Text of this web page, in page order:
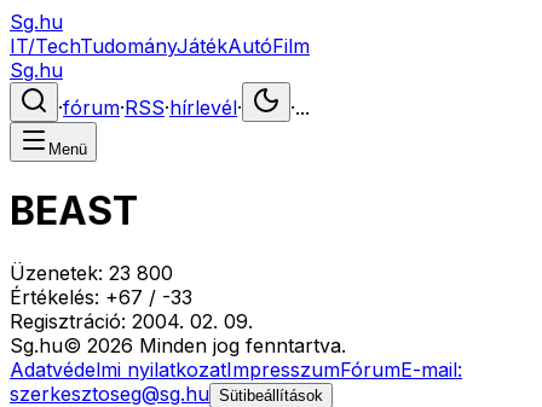
Sg.hu
IT/TechTudományJátékAutóFilm
Sg.hu
·fórum·RSS·hírlevél· ·...
Menü
BEAST
Üzenetek: 23 800
Értékelés: +67 / -33
Regisztráció: 2004. 02. 09.
Sg.hu© 2026 Minden jog fenntartva.
Adatvédelmi nyilatkozatImpresszumFórumE-mail:
szerkesztoseg@sg.hu Sütibeállítások